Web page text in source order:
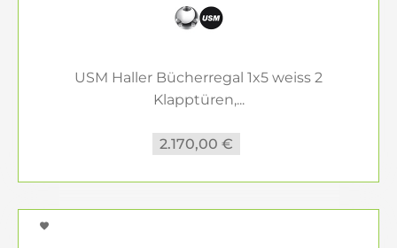
USM Haller Bücherregal 1x5 weiss 2
Klapptüren,...
2.170,00 €